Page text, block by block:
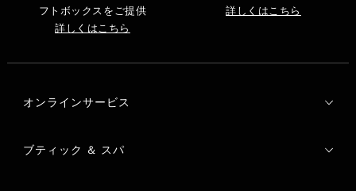
フトボックスをご提供
詳しくはこちら
詳しくはこちら
オンラインサービス
ブティック ＆ スパ